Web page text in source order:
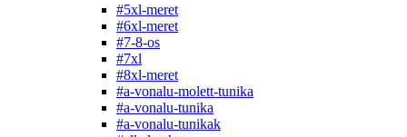
#5xl-meret
#6xl-meret
#7-8-os
#7xl
#8xl-meret
#a-vonalu-molett-tunika
#a-vonalu-tunika
#a-vonalu-tunikak